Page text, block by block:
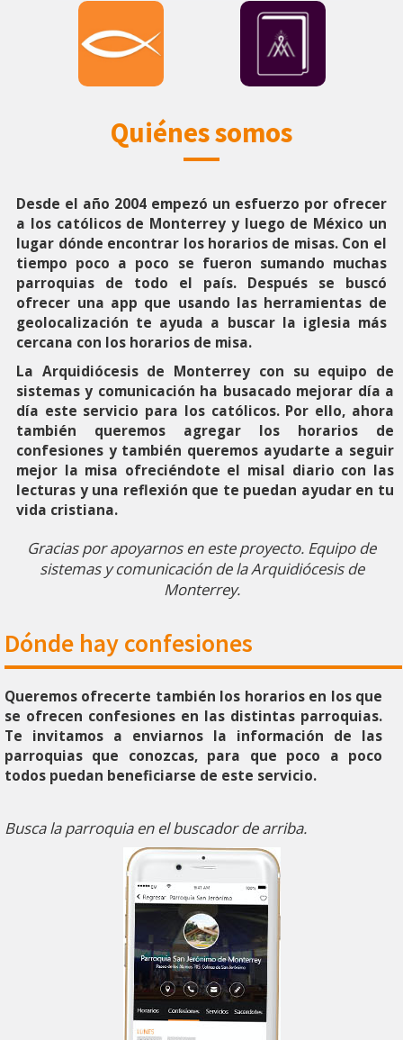
Quiénes somos
Desde el año 2004 empezó un esfuerzo por ofrecer
a los católicos de Monterrey y luego de México un
lugar dónde encontrar los horarios de misas. Con el
tiempo poco a poco se fueron sumando muchas
parroquias de todo el país. Después se buscó
ofrecer una app que usando las herramientas de
geolocalización te ayuda a buscar la iglesia más
cercana con los horarios de misa.
La Arquidiócesis de Monterrey con su equipo de
sistemas y comunicación ha busacado mejorar día a
día este servicio para los católicos. Por ello, ahora
también queremos agregar los horarios de
confesiones y también queremos ayudarte a seguir
mejor la misa ofreciéndote el misal diario con las
lecturas y una reflexión que te puedan ayudar en tu
vida cristiana.
Gracias por apoyarnos en este proyecto. Equipo de
sistemas y comunicación de la Arquidiócesis de
Monterrey.
Dónde hay confesiones
Queremos ofrecerte también los horarios en los que
se ofrecen confesiones en las distintas parroquias.
Te invitamos a enviarnos la información de las
parroquias que conozcas, para que poco a poco
todos puedan beneficiarse de este servicio.
Busca la parroquia en el buscador de arriba.